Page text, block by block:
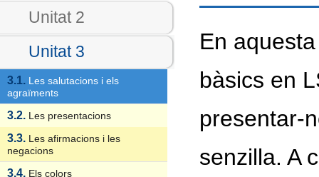
Unitat 2
Unitat 3
3.1. Les salutacions i els
agraïments
3.2. Les presentacions
3.3. Les afirmacions i les
negacions
3.4. Els colors
En
bàsics en
presentar-
senzilla. A